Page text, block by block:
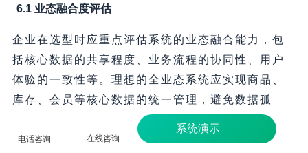
6.1 业态融合度评估
企业在选型时应重点评估系统的业态融合能力，包
括核心数据的共享程度、业务流程的协同性、用户
体验的一致性等。理想的全业态系统应实现商品、
库存、会员等核心数据的统一管理，避免数据孤
岛；B2B与B2C业务流程应能灵活切换，支持同一
客户在不同场景下的身份转换；用户界面则需保持
电话咨询 在线咨询
系统演示